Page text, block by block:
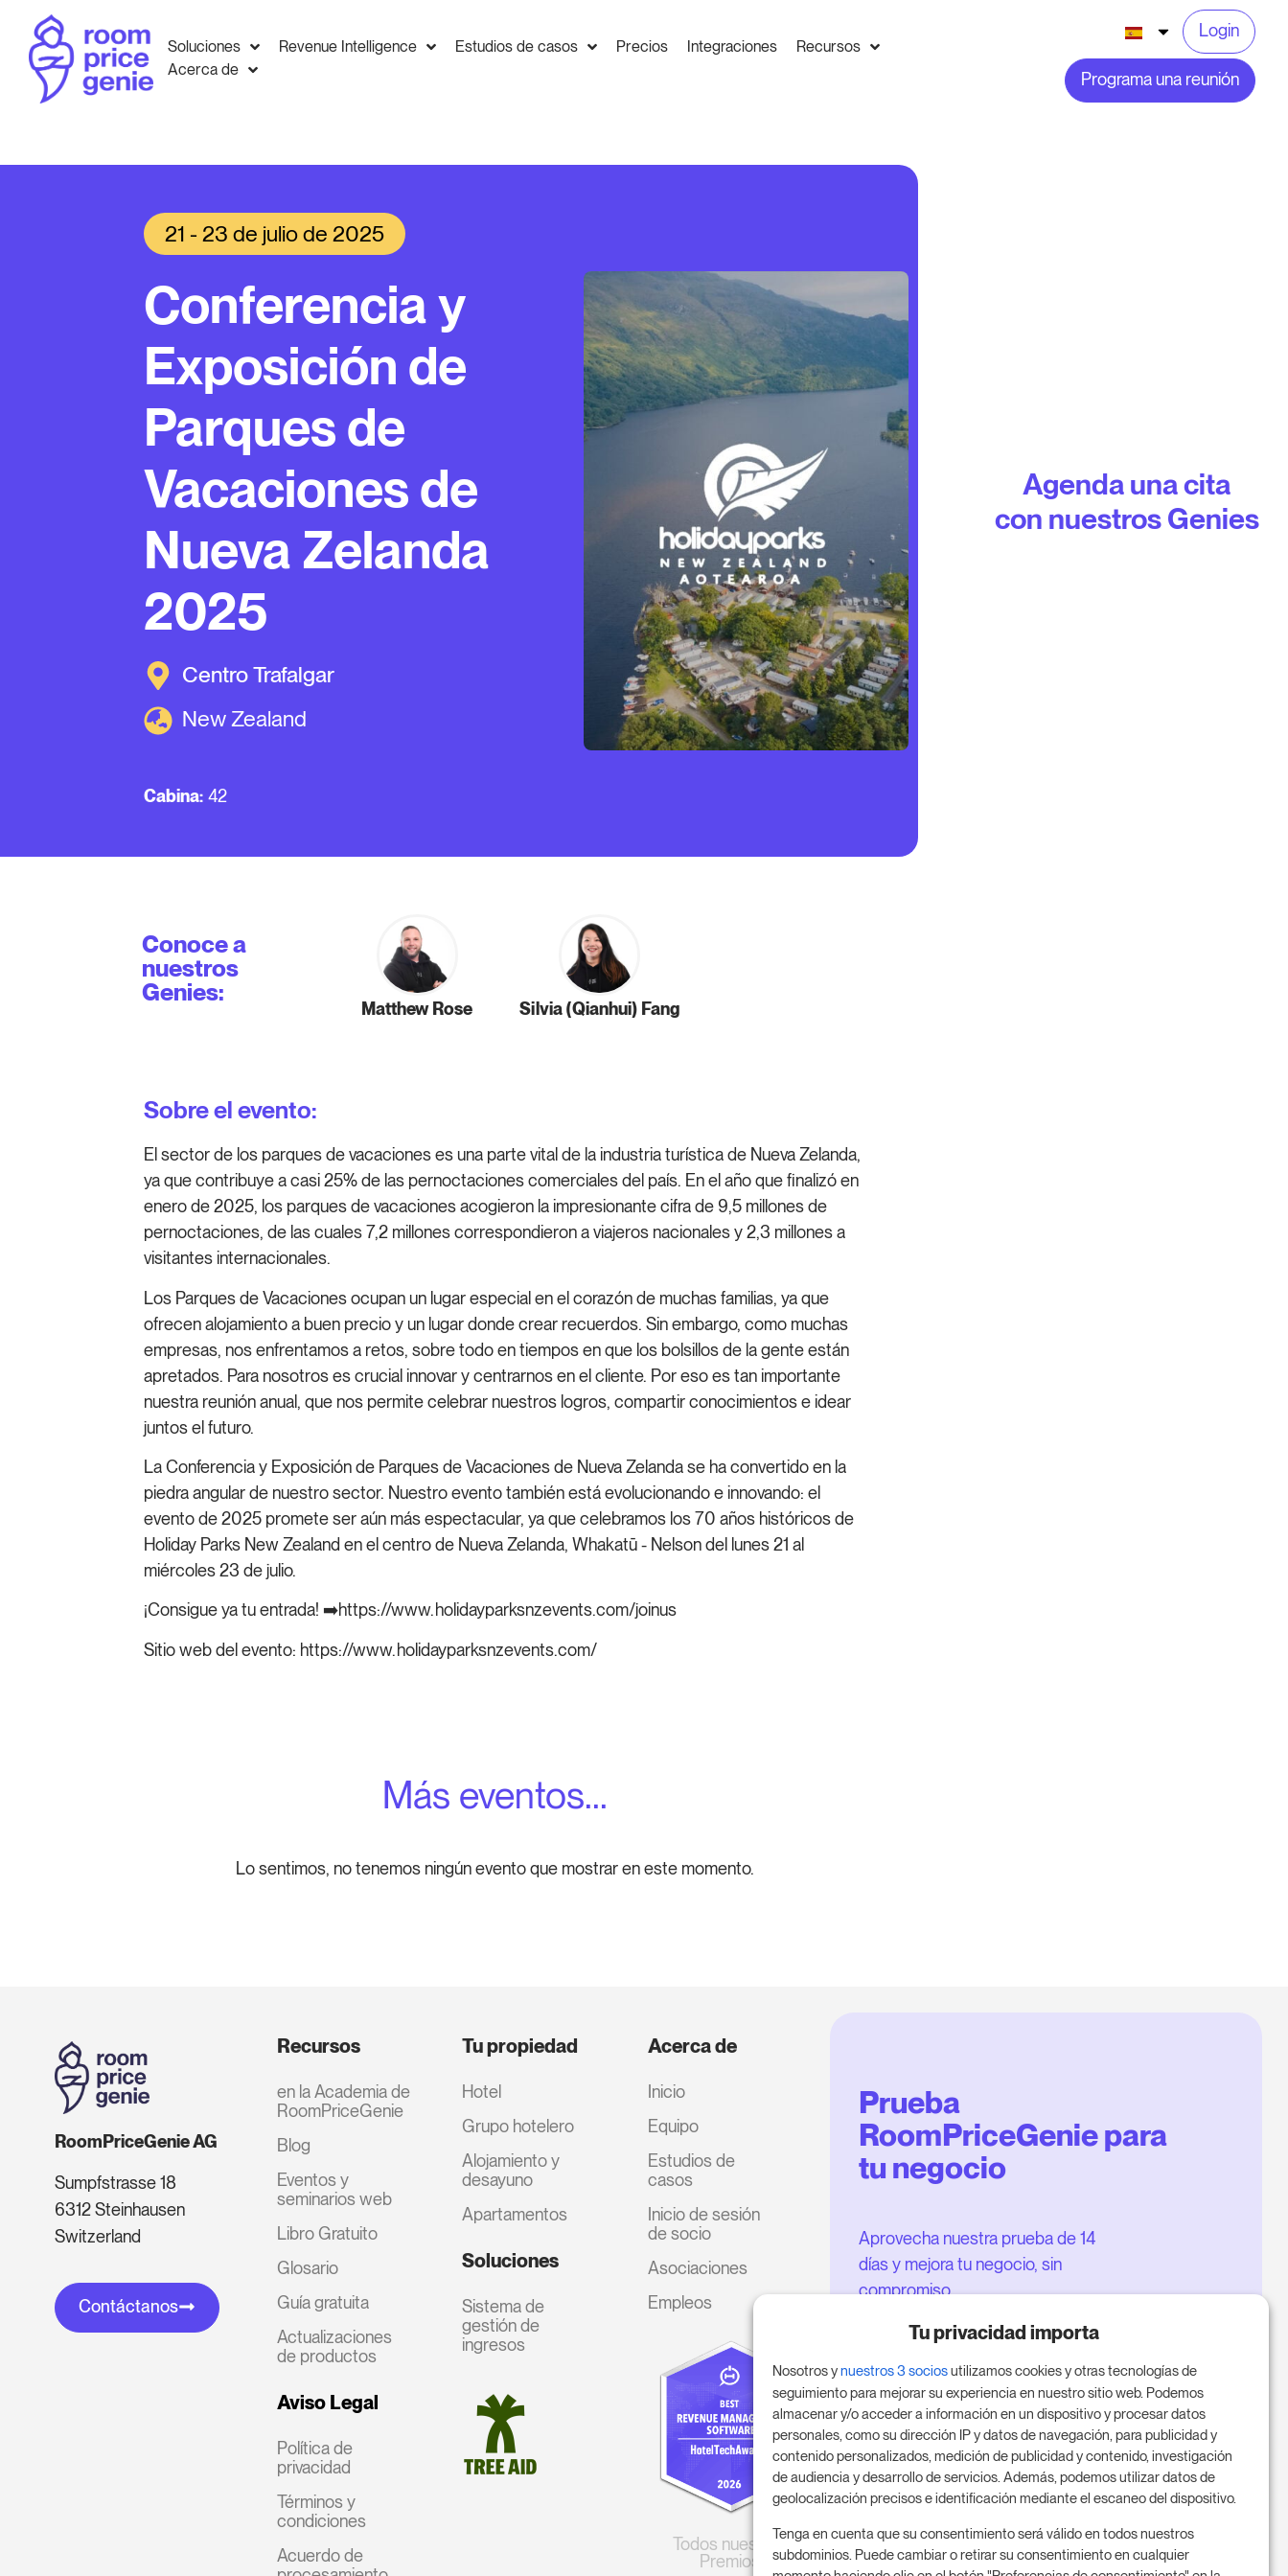
Soluciones Revenue Intelligence Estudios de casos Precios Integraciones
Recursos
Acerca de
Login
Programa una reunión
21 - 23 de julio de 2025
Conferencia y
Exposición de
Parques de
Vacaciones de
Nueva Zelanda
2025
Centro Trafalgar
New Zealand
Cabina: 42
Agenda una cita
con nuestros Genies
Conoce a
nuestros
Genies:
Matthew Rose Silvia (Qianhui) Fang
Sobre el evento:
El sector de los parques de vacaciones es una parte vital de la industria turística de Nueva Zelanda,
ya que contribuye a casi 25% de las pernoctaciones comerciales del país. En el año que finalizó en
enero de 2025, los parques de vacaciones acogieron la impresionante cifra de 9,5 millones de
pernoctaciones, de las cuales 7,2 millones correspondieron a viajeros nacionales y 2,3 millones a
visitantes internacionales.
Los Parques de Vacaciones ocupan un lugar especial en el corazón de muchas familias, ya que
ofrecen alojamiento a buen precio y un lugar donde crear recuerdos. Sin embargo, como muchas
empresas, nos enfrentamos a retos, sobre todo en tiempos en que los bolsillos de la gente están
apretados. Para nosotros es crucial innovar y centrarnos en el cliente. Por eso es tan importante
nuestra reunión anual, que nos permite celebrar nuestros logros, compartir conocimientos e idear
juntos el futuro.
La Conferencia y Exposición de Parques de Vacaciones de Nueva Zelanda se ha convertido en la
piedra angular de nuestro sector. Nuestro evento también está evolucionando e innovando: el
evento de 2025 promete ser aún más espectacular, ya que celebramos los 70 años históricos de
Holiday Parks New Zealand en el centro de Nueva Zelanda, Whakatū - Nelsondel lunes 21 al
miércoles 23 de julio.
¡Consigue ya tu entrada! ➡️https://www.holidayparksnzevents.com/joinus
Sitio web del evento: https://www.holidayparksnzevents.com/
Más eventos...
Lo sentimos, no tenemos ningún evento que mostrar en este momento.
RoomPriceGenie AG
Sumpfstrasse 18
6312 Steinhausen
Switzerland
Contáctanos
Recursos
en la Academia de
RoomPriceGenie
Blog
Eventos y
seminarios web
Libro Gratuito
Glosario
Guía gratuita
Actualizaciones
de productos
Aviso Legal
Política de
privacidad
Términos y
condiciones
Acuerdo de
Tu propiedad
Hotel
Grupo hotelero
Alojamiento y
desayuno
Apartamentos
Soluciones
Sistema de
gestión de
ingresos
Acerca de
Inicio
Equipo
Estudios de
casos
Inicio de sesión
de socio
Asociaciones
Empleos
Todos nuestros
Premios
Prueba
RoomPriceGenie para
tu negocio
Aprovecha nuestra prueba de 14
días y mejora tu negocio, sin
compromiso.
Agenda una reunión para
días.
Inicia tu prueba gratuita
Programa una reunión
Tu privacidad importa
Nosotros ynuestros 3 sociosutilizamos cookies y otras tecnologías de
seguimiento para mejorar su experiencia en nuestro sitio web. Podemos
almacenar y/o acceder a información en un dispositivo y procesar datos
personales, como su dirección IP y datos de navegación, para publicidad y
contenido personalizados, medición de publicidad y contenido, investigación
de audiencia y desarrollo de servicios. Además, podemos utilizar datos de
geolocalización precisos e identificación mediante el escaneo del dispositivo.
Tenga en cuenta que su consentimiento será válido en todos nuestros
subdominios. Puede cambiar o retirar su consentimiento en cualquier